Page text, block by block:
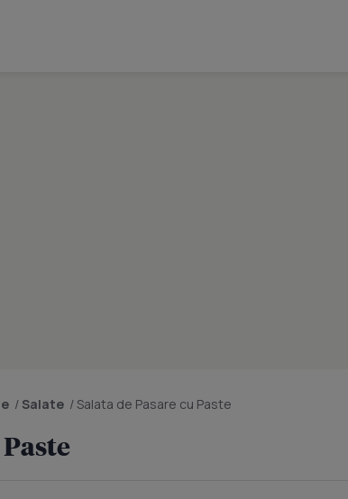
/ Salate /Salata de Pasare cu Paste